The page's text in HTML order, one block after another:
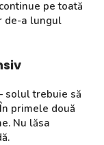
pe toată
de-a lungul
solul trebuie să
primele două
Nu lăsa